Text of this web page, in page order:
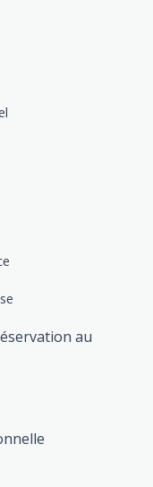
au